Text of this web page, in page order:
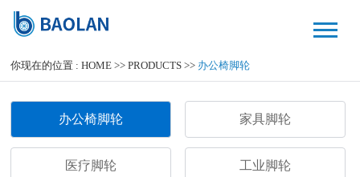
你现在的位置 :HOME >>PRODUCTS >> 办公椅脚轮
办公椅脚轮 家具脚轮
医疗脚轮 工业脚轮